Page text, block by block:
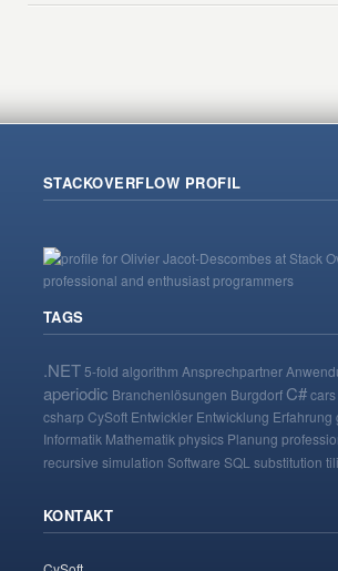
STACKOVERFLOW PROFIL
TAGS
.NET 5-fold algorithm Ansprechpartner
aperiodic Branchenlösungen Burgdorf C# cars
csharp CySoft Entwickler Entwicklung Erfahrung
Informatik Mathematik physics Planung
recursive simulation Software SQL substitution
KONTAKT